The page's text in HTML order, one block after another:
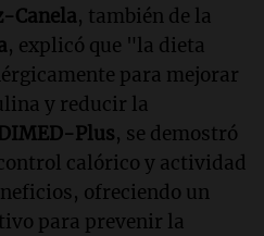
Canela, también de la
, explicó que "la dieta
para mejorar
y reducir la
Plus, se demostró
calórico y actividad
ofreciendo un
para prevenir la